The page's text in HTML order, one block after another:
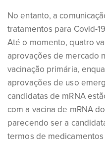
No entanto, a
tratamentos para Covid-
Até o momento, quatro
aprovações de mercado
vacinação primária,
aprovações de uso
candidatas de mRNA
com a vacina de mRNA
parecendo ser a
termos de